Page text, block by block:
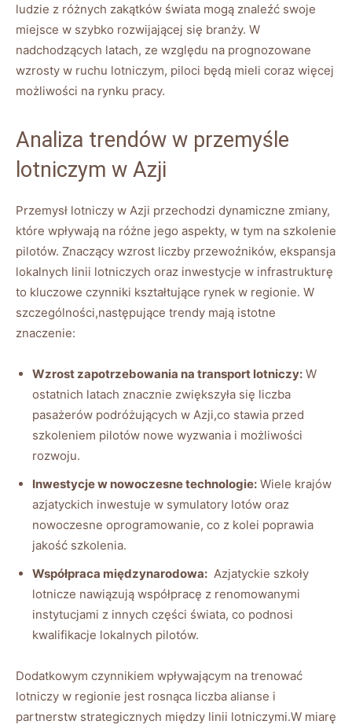
ludzie⁤ z różnych zakątków świata mogą znaleźć swoje‍
miejsce w szybko⁤ rozwijającej się branży. W
nadchodzących​ latach,⁣ ze względu na prognozowane‍
wzrosty ‌w ruchu⁤ lotniczym, piloci będą‍ mieli coraz więcej
możliwości ⁣na ⁤rynku pracy.
Analiza ‌trendów⁢ w przemyśle
lotniczym w Azji
Przemysł lotniczy⁤ w Azji‍ przechodzi dynamiczne zmiany,
które wpływają na ‍różne jego ​aspekty, w⁢ tym na szkolenie
pilotów. Znaczący wzrost liczby przewoźników, ekspansja
lokalnych linii lotniczych oraz⁤ inwestycje⁤ w infrastrukturę
to kluczowe czynniki kształtujące ⁣rynek w regionie. W
szczególności,następujące trendy⁣ mają istotne
znaczenie:
Wzrost zapotrzebowania⁢ na transport lotniczy: W
ostatnich latach⁢ znacznie zwiększyła się liczba
⁣pasażerów podróżujących w Azji,co ‍stawia przed
szkoleniem pilotów​ nowe wyzwania i możliwości
⁤rozwoju.
Inwestycje w nowoczesne technologie: Wiele krajów
azjatyckich⁢ inwestuje w symulatory‌ lotów⁢ oraz
nowoczesne oprogramowanie, co z ​kolei poprawia‌
jakość szkolenia.
Współpraca międzynarodowa: ​ Azjatyckie szkoły
lotnicze nawiązują współpracę⁣ z ‍renomowanymi
⁢instytucjami z innych części świata, co podnosi
kwalifikacje‍ lokalnych pilotów.
Dodatkowym czynnikiem wpływającym‌ na trenować
lotniczy ‌w⁣ regionie jest ​rosnąca liczba alianse i
partnerstw strategicznych między linii lotniczymi.W miarę